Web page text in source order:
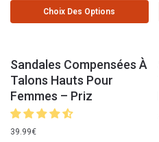
Choix Des Options
Sandales Compensées À
Talons Hauts Pour
Femmes – Priz
39.99€